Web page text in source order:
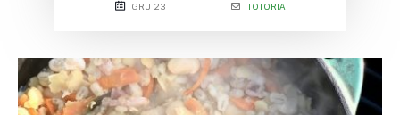
GRU 23 TOTORIAI